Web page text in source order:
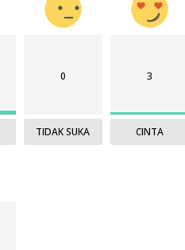
0
TIDAK SUKA
3
CINTA